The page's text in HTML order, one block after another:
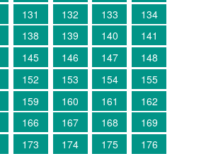
131 132 133
134
138 139 140
141
145 146 147
148
152 153 154
155
159 160 161
162
166 167 168
169
173 174 175
176